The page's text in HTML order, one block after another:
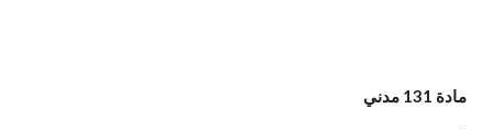
مادة 131 مدني